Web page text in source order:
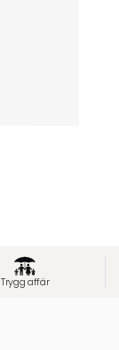
Trygg affär